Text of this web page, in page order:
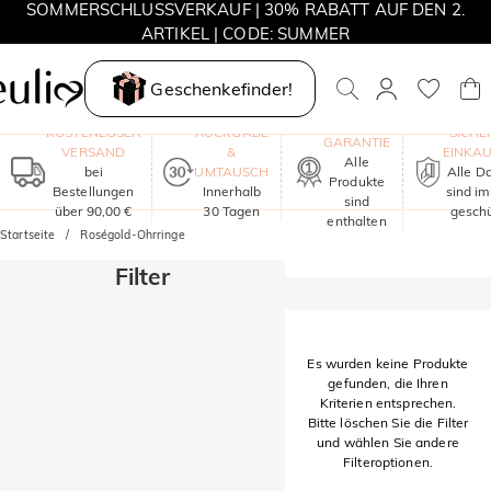
SOMMERSCHLUSSVERKAUF | 30% RABATT AUF DEN 2.
ARTIKEL | CODE: SUMMER
MOVE MY WAY | 3 KAUFEN, HALSKETTE GRATIS
Geschenkefinder!
KOSTENLOSER
VERSAND
bei
Bestellungen
über 90,00 €
RÜCKGABE
&
UMTAUSCH
Innerhalb
30 Tagen
GARANTIE
Alle
Produkte
sind
enthalten
Alle
sind
Startseite Roségold-Ohrringe
Filter
Es wurden keine Produkte
gefunden, die Ihren
Kriterien entsprechen.
Bitte löschen Sie die Filter
und wählen Sie andere
Filteroptionen.